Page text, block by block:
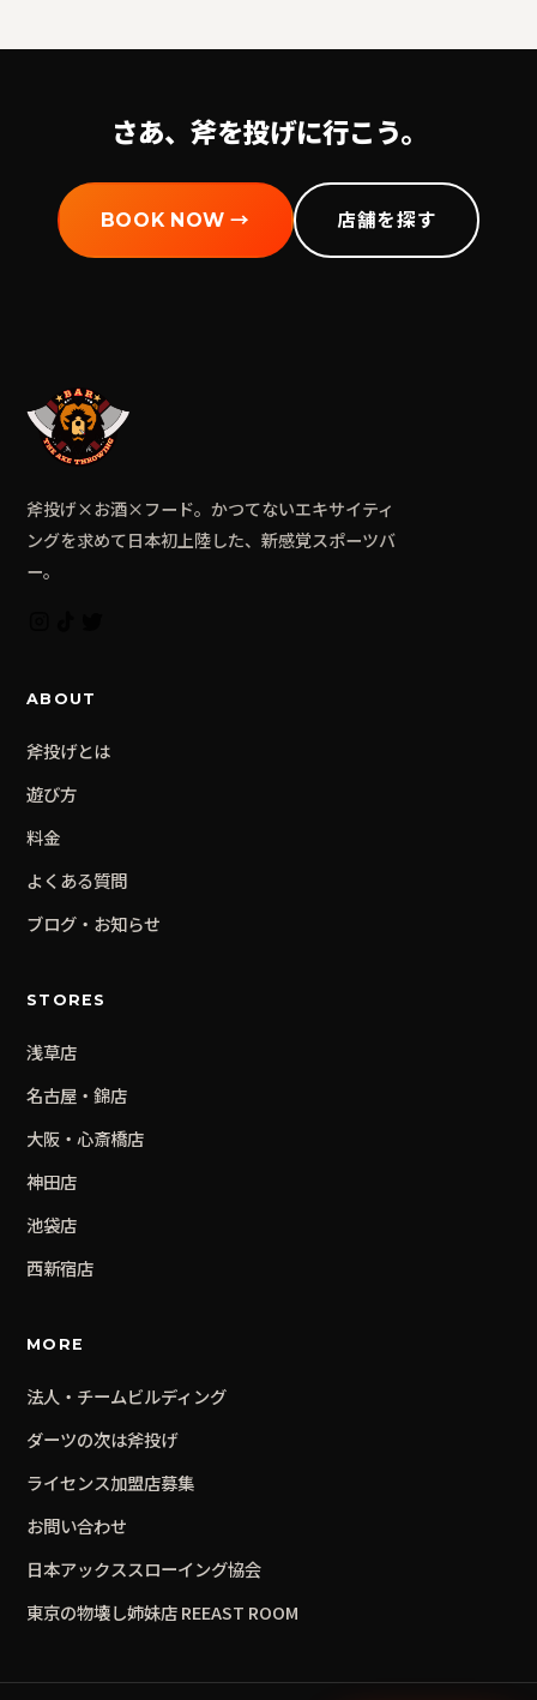
さあ、斧を投げに行こう。
BOOK NOW → 店舗を探す
斧投げ×お酒×フード。かつてないエキサイティ
ングを求めて日本初上陸した、新感覚スポーツバ
ー。
ABOUT
斧投げとは
遊び方
料金
よくある質問
ブログ・お知らせ
STORES
浅草店
名古屋・錦店
大阪・心斎橋店
神田店
池袋店
西新宿店
MORE
法人・チームビルディング
ダーツの次は斧投げ
ライセンス加盟店募集
お問い合わせ
日本アックススローイング協会
東京の物壊し姉妹店 REEAST ROOM